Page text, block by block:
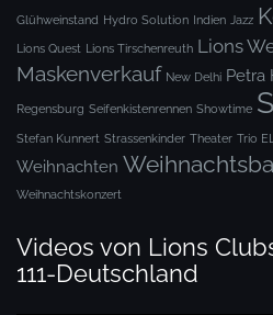
Glühweinstand Hydro Solution Indien Jazz
Lions Quest Lions Tirschenreuth Lions
Maskenverkauf New Delhi Petra
Regensburg Seifenkistenrennen Showtime
Stefan Kunnert Strassenkinder Theater Trio
Weihnachten
Weihnachtskonzert
Videos von Lions
111-Deutschland